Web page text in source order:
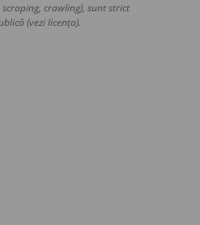
crawling), sunt strict
(vezi licența).